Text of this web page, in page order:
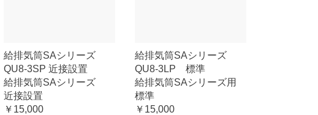
給排気筒SAシリーズ
QU8-3SP 近接設置
給排気筒SAシリーズ
近接設置
￥15,000
給排気筒SAシリーズ
QU8-3LP 標準
給排気筒SAシリーズ用
標準
￥15,000